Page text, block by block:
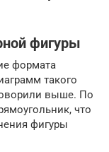
фигуры
формата
такого
выше. По
что
фигуры